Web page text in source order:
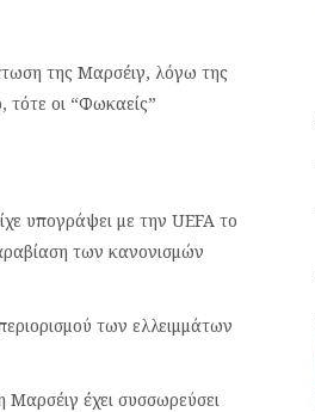
της Μαρσέιγ, λόγω της
τότε οι “Φωκαείς”
υπογράψει με την UEFA το
των κανονισμών
των ελλειμμάτων
Μαρσέιγ έχει συσσωρεύσει